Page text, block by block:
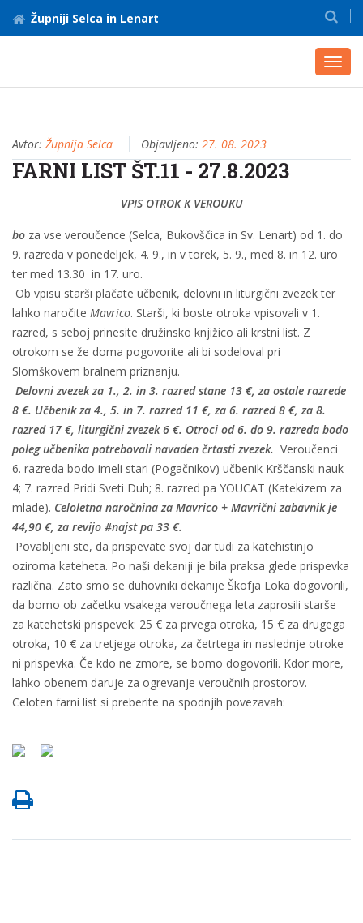
Župniji Selca in Lenart
Avtor: Župnija Selca Objavljeno: 27. 08. 2023
FARNI LIST ŠT.11 - 27.8.2023
VPIS OTROK K VEROUKU
bo za vse veroučence (Selca, Bukovščica in Sv. Lenart) od 1. do
9. razreda v ponedeljek, 4. 9., in v torek, 5. 9., med 8. in 12. uro
ter med 13.30 in 17. uro.
Ob vpisu starši plačate učbenik, delovni in liturgični zvezek ter
lahko naročite Mavrico. Starši, ki boste otroka vpisovali v 1.
razred, s seboj prinesite družinsko knjižico ali krstni list. Z
otrokom se že doma pogovorite ali bi sodeloval pri
Slomškovem bralnem priznanju.
Delovni zvezek za 1., 2. in 3. razred stane 13 €, za ostale razrede
8 €. Učbenik za 4., 5. in 7. razred 11 €, za 6. razred 8 €, za 8.
razred 17 €, liturgični zvezek 6 €. Otroci od 6. do 9. razreda bodo
poleg učbenika potrebovali navaden črtasti zvezek. Veroučenci
6. razreda bodo imeli stari (Pogačnikov) učbenik Krščanski nauk
4; 7. razred Pridi Sveti Duh; 8. razred pa YOUCAT (Katekizem za
mlade). Celoletna naročnina za Mavrico + Mavrični zabavnik je
44,90 €, za revijo #najst pa 33 €.
Povabljeni ste, da prispevate svoj dar tudi za katehistinjo
oziroma kateheta. Po naši dekaniji je bila praksa glede prispevka
različna. Zato smo se duhovniki dekanije Škofja Loka dogovorili,
da bomo ob začetku vsakega veroučnega leta zaprosili starše
za katehetski prispevek: 25 € za prvega otroka, 15 € za drugega
otroka, 10 € za tretjega otroka, za četrtega in naslednje otroke
ni prispevka. Če kdo ne zmore, se bomo dogovorili. Kdor more,
lahko obenem daruje za ogrevanje veroučnih prostorov.
Celoten farni list si preberite na spodnjih povezavah: